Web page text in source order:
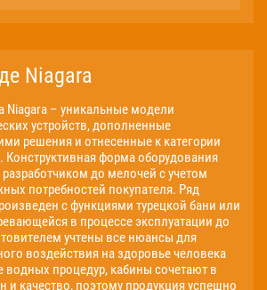
Niagara
Niagara – уникальные модели
устройств, дополненные
решения и отнесенные к категории
Конструктивная форма оборудования
до мелочей с учетом
потребностей покупателя. Ряд
с функциями турецкой бани или
в процессе эксплуатации до
учтены все нюансы для
воздействия на здоровье человека
водных процедур, кабины сочетают в
и качество, поэтому продукция успешно